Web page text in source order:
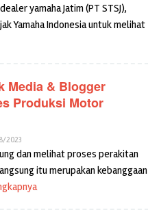
yamaha Jatim (PT STSJ),
Yamaha Indonesia untuk melihat
Media & Blogger
Produksi Motor
2023
dan melihat proses perakitan
itu merupakan kebanggaan